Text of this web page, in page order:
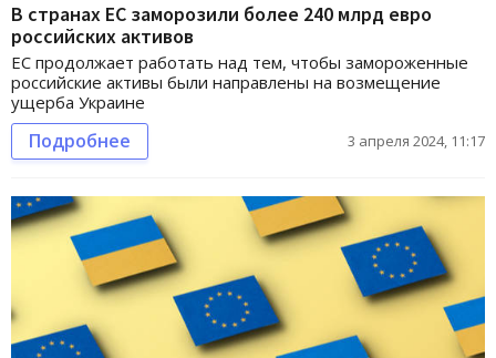
В странах ЕС заморозили более 240 млрд евро
российских активов
ЕС продолжает работать над тем, чтобы замороженные
российские активы были направлены на возмещение
ущерба Украине
Подробнее 3 апреля 2024, 11:17